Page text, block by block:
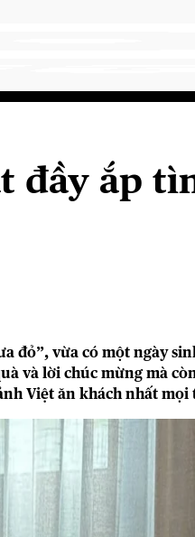
đầy ắp
đỏ”, vừa có một ngày
và lời chúc mừng mà
Việt ăn khách nhất mọi